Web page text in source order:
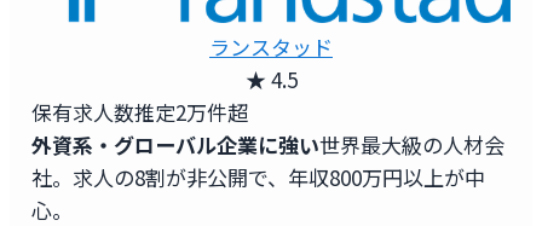
ランスタッド
★ 4.5
保有求人数推定2万件超
外資系・グローバル企業に強い世界最大級の人材会
社。求人の8割が非公開で、年収800万円以上が中
心。